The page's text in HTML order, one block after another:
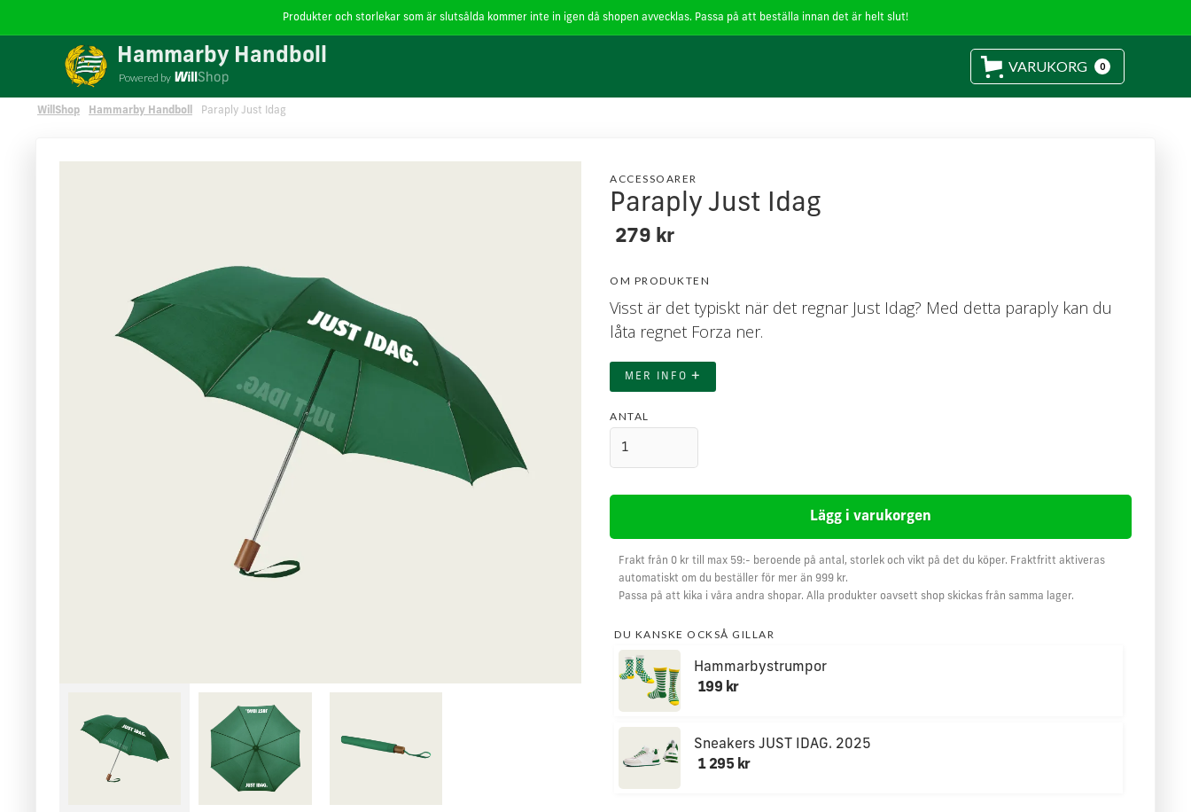
Produkter och storlekar som är slutsålda kommer inte in igen då shopen avvecklas. Passa på att beställa innan det är helt slut!
Hammarby Handboll
Powered by
VARUKORG 0
WillShop Hammarby Handboll Paraply Just Idag
ACCESSOARER
Paraply Just Idag
279 kr
OM PRODUKTEN
Visst är det typiskt när det regnar Just Idag? Med detta paraply kan du
låta regnet Forza ner.
MER INFO +
ANTAL
Frakt från 0 kr till max 59:- beroende på antal, storlek och vikt på det du köper. Fraktfritt aktiveras
automatiskt om du beställer för mer än 999 kr.
Passa på att kika i våra andra shopar. Alla produkter oavsett shop skickas från samma lager.
DU KANSKE OCKSÅ GILLAR
Hammarbystrumpor
199 kr
Sneakers JUST IDAG. 2025
1 295 kr